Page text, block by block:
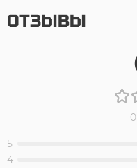
ОТЗЫВЫ
5
4